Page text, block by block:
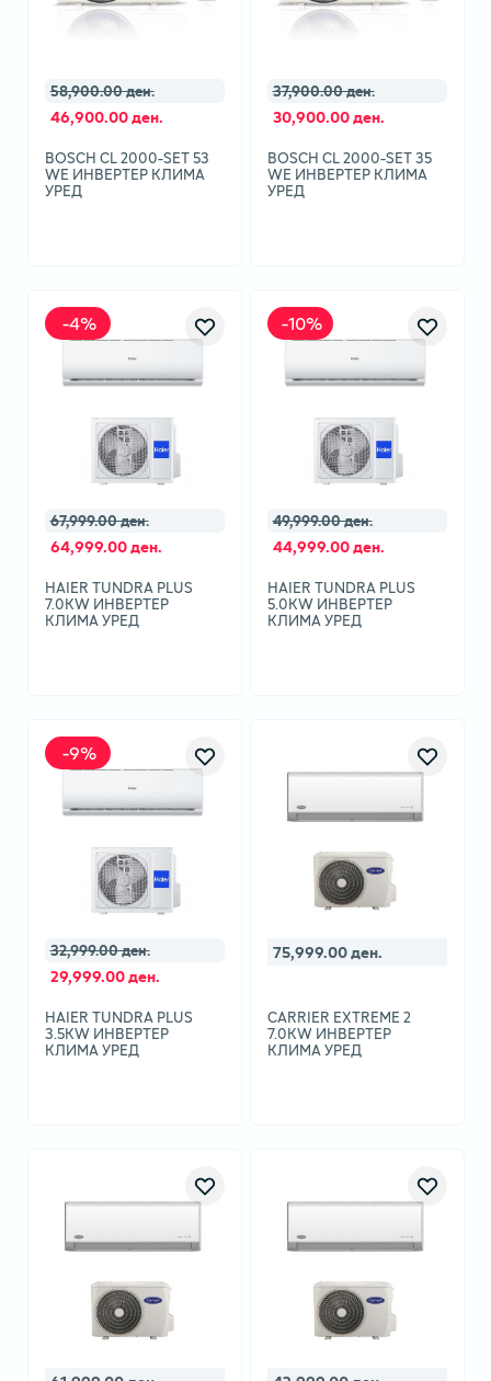
58,900.00 ден.
46,900.00 ден.
BOSCH CL 2000-SET 53
WE ИНВЕРТЕР КЛИМА
УРЕД
37,900.00 ден.
30,900.00 ден.
BOSCH CL 2000-SET 35
WE ИНВЕРТЕР КЛИМА
УРЕД
-4%
67,999.00 ден.
64,999.00 ден.
HAIER TUNDRA PLUS
7.0KW ИНВЕРТЕР
КЛИМА УРЕД
-10%
49,999.00 ден.
44,999.00 ден.
HAIER TUNDRA PLUS
5.0KW ИНВЕРТЕР
КЛИМА УРЕД
-9%
32,999.00 ден.
29,999.00 ден.
HAIER TUNDRA PLUS
3.5KW ИНВЕРТЕР
КЛИМА УРЕД
75,999.00 ден.
CARRIER EXTREME 2
7.0KW ИНВЕРТЕР
КЛИМА УРЕД